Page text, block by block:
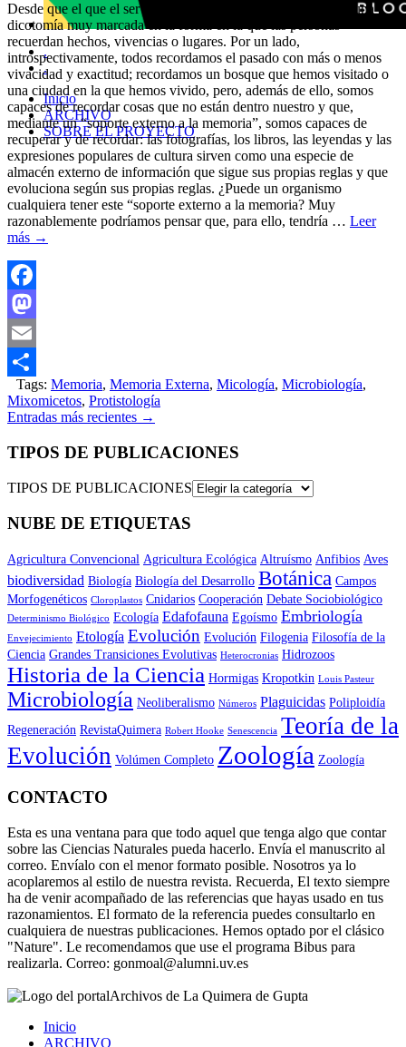
.
.
Inicio
ARCHIVO
SOBRE EL PROYECTO
Desde que el que el ser humano fue ser humano, ha existido una
dicotomía muy marcada en la forma en la que las personas
recuerdan hechos, vivencias o lugares. Por un lado,
introspectivamente, todos recordamos el pasado con más o menos
vivacidad y exactitud; recordamos un bosque que hemos visitado o
una ciudad en la que hemos vivido, pero, además de ello, somos
capaces de recordar cosas que no están dentro nuestro y que,
mediante un “soporte externo a la memoria”, somos capaces de
recuperar y de recordar: las fotografías, los libros, las leyendas y las
expresiones populares de cultura sirven como una especie de
almacén externo de información que sigue sus propias reglas y que
evoluciona según sus propias reglas. ¿Puede un organismo
cualquiera tener este “soporte externo a la memoria? Muy
razonablemente podríamos pensar que, para ello, tendría … Leer
más →
Facebook
Mastodon
Email
Compartir
Tags: Memoria, Memoria Externa, Micología, Microbiología,
Mixomicetos, Protistología
Entradas más recientes →
TIPOS DE PUBLICACIONES
TIPOS DE PUBLICACIONES
NUBE DE ETIQUETAS
Agricultura Convencional Agricultura Ecológica Altruísmo Anfibios Aves
biodiversidad Biología Biología del Desarrollo Botánica Campos
Morfogenéticos Cloroplastos Cnidarios Cooperación Debate Sociobiológico
Determinismo Biológico Ecología Edafofauna Egoísmo Embriología
Envejecimiento Etología Evolución Evolución Filogenia Filosofía de la
Ciencia Grandes Transiciones Evolutivas Heterocronias Hidrozoos
Historia de la Ciencia Hormigas Kropotkin Louis Pasteur
Microbiología Neoliberalismo Números Plaguicidas Poliploidía
Regeneración RevistaQuimera Robert Hooke Senescencia Teoría de la
Evolución Volúmen Completo Zoología Zoología
CONTACTO
Esta es una ventana para que todo aquel que tenga algo que contar
sobre las Ciencias Naturales pueda hacerlo. Envía el manuscrito al
correo. Envíalo con el menor formato posible. Nosotros ya lo
acoplaremos al estilo de nuestra revista. Recuerda, El texto siempre
ha de venir acompañado de las referencias que hayas usado en tus
razonamientos. El formato de la referencia puedes consultarlo en
cualquiera de nuestras publicaciones. Hemos optado por el clásico
"Nature". Le recomendamos que use el programa Bibus para
realizarla. Correo: gonmoal@alumni.uv.es
Archivos de La Quimera de Gupta
Inicio
ARCHIVO